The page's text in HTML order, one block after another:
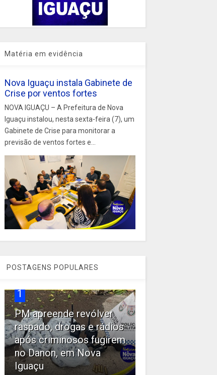
Matéria em evidência
Nova Iguaçu instala Gabinete de
Crise por ventos fortes
NOVA IGUAÇU – A Prefeitura de Nova
Iguaçu instalou, nesta sexta-feira (7), um
Gabinete de Crise para monitorar a
previsão de ventos fortes e...
POSTAGENS POPULARES
1
PM apreende revólver
raspado, drogas e rádios
após criminosos fugirem
no Danon, em Nova
Iguaçu